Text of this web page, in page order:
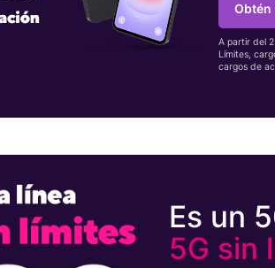
Obtén
A partir del
Límites,
cargos de
Es un
5G sin